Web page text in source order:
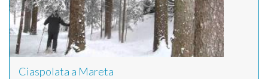
Ciaspolata a Mareta